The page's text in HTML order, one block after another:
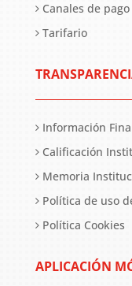
Canales de pago
Tarifario
Información
Calificación
Memoria
Política de uso
Política Cookies
APLICACIÓN